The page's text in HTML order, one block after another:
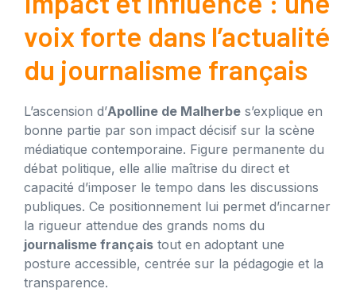
voix forte dans l’actualité
du journalisme français
L’ascension d’Apolline de Malherbe s’explique en
bonne partie par son impact décisif sur la scène
médiatique contemporaine. Figure permanente du
débat politique, elle allie maîtrise du direct et
capacité d’imposer le tempo dans les discussions
publiques. Ce positionnement lui permet d’incarner
la rigueur attendue des grands noms du
journalisme français tout en adoptant une
posture accessible, centrée sur la pédagogie et la
transparence.